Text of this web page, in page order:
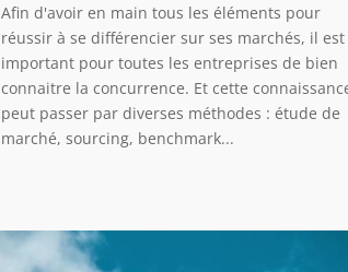
Afin d'avoir en main tous les éléments pour
réussir à se différencier sur ses marchés, il est
important pour toutes les entreprises de bien
connaitre la concurrence. Et cette
peut passer par diverses méthodes : étude de
marché, sourcing, benchmark...